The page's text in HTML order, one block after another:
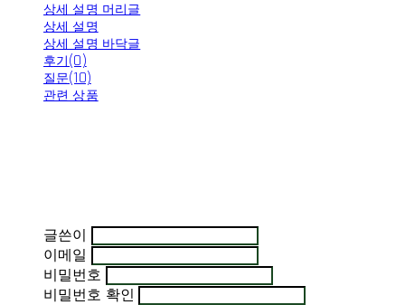
상세 설명 머리글
상세 설명
상세 설명 바닥글
후기(0)
질문(10)
관련 상품
글쓴이
이메일
비밀번호
비밀번호 확인